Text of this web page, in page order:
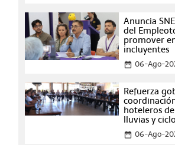
Anuncia
del
promover
incluyentes
date_range 06-Ago-
Refuerza
hoteleros
lluvias y
date_range 06-Ago-